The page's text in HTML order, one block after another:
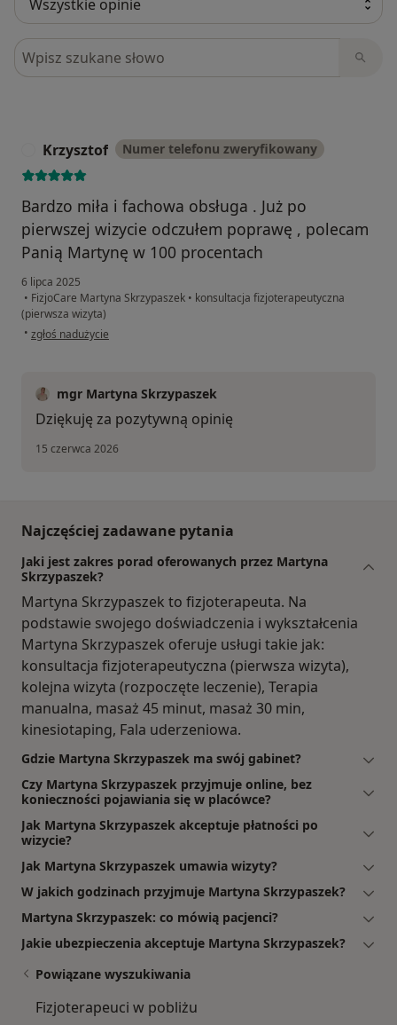
Szukaj w opiniach
Krzysztof Numer telefonu zweryfikowany
Bardzo miła i fachowa obsługa . Już po
pierwszej wizycie odczułem poprawę , polecam
Panią Martynę w 100 procentach
6 lipca 2025
• FizjoCare Martyna Skrzypaszek • konsultacja fizjoterapeutyczna
(pierwsza wizyta)
• w opinii użytkownika Krzysztof
zgłoś nadużycie
mgr Martyna Skrzypaszek
Dziękuję za pozytywną opinię
15 czerwca 2026
Najczęściej zadawane pytania
Jaki jest zakres porad oferowanych przez Martyna
Skrzypaszek?
Martyna Skrzypaszek to fizjoterapeuta. Na
podstawie swojego doświadczenia i wykształcenia
Martyna Skrzypaszek oferuje usługi takie jak:
konsultacja fizjoterapeutyczna (pierwsza wizyta),
kolejna wizyta (rozpoczęte leczenie), Terapia
manualna, masaż 45 minut, masaż 30 min,
kinesiotaping, Fala uderzeniowa.
Gdzie Martyna Skrzypaszek ma swój gabinet?
Czy Martyna Skrzypaszek przyjmuje online, bez
konieczności pojawiania się w placówce?
Jak Martyna Skrzypaszek akceptuje płatności po
wizycie?
Jak Martyna Skrzypaszek umawia wizyty?
W jakich godzinach przyjmuje Martyna Skrzypaszek?
Martyna Skrzypaszek: co mówią pacjenci?
Jakie ubezpieczenia akceptuje Martyna Skrzypaszek?
Powiązane wyszukiwania
Fizjoterapeuci w pobliżu